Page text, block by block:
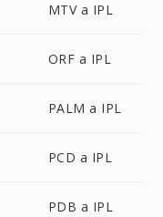
MTV a IPL
ORF a IPL
PALM a IPL
PCD a IPL
PDB a IPL